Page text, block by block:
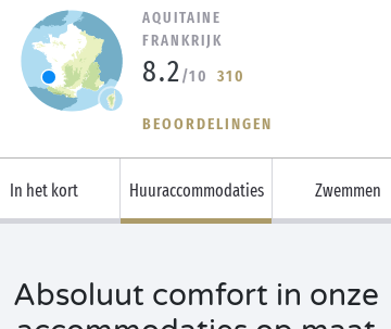
AQUITAINE
FRANKRIJK
8.2/10 310
BEOORDELINGEN
In het kort Huuraccommodaties Zwemmen
Absoluut comfort in onze